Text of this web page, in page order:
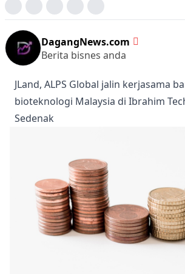
DagangNews.com
Berita bisnes anda
JLand, ALPS Global jalin kerjasama
bioteknologi Malaysia di Ibrahim
Sedenak